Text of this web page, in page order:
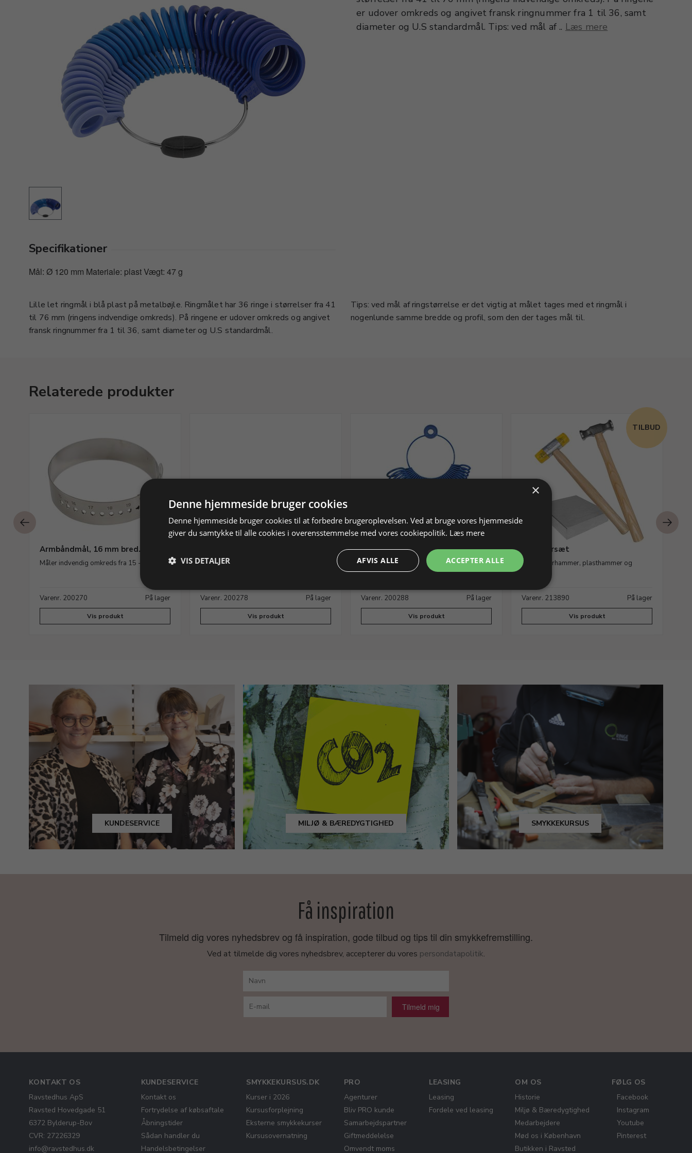
er udover omkreds og angivet fransk ringnummer fra 1 til 36, samt
diameter og U.S standardmål. Tips: ved mål af .. Læs mere
Specifikationer
Mål: Ø 120 mm Materiale: plast Vægt: 47 g
Lille let ringmål i blå plast på metalbøjle. Ringmålet har 36 ringe i størrelser fra 41
til 76 mm (ringens indvendige omkreds). På ringene er udover omkreds og angivet
fransk ringnummer fra 1 til 36, samt diameter og U.S standardmål.
Tips: ved mål af ringstørrelse er det vigtig at målet tages med et ringmål i
nogenlunde samme bredde og profil, som den der tages mål til.
Relaterede produkter
Armbåndmål, 16 mm bred.
Måler indvendig omkreds fra 15 - 23 mm
Varenr. 200270 På lager
Vis produkt
måleskalaer.
Varenr. 200278 På lager
Vis produkt
Sæt med ringmål, ringstok og
ringrigle.
Måleudstyr til fremstilling af ringe
Varenr. 200288 På lager
Vis produkt
TILBUD
Hammersæt
inkl. planérhammer, plasthammer og
Varenr. 213890 På lager
Vis produkt
KUNDESERVICE MILJØ & BÆREDYGTIGHED SMYKKEKURSUS
Få inspiration
Tilmeld dig vores nyhedsbrev og få inspiration, gode tilbud og tips til din smykkefremstilling.
Ved at tilmelde dig vores nyhedsbrev, accepterer du vores persondatapolitik.
Tilmeld mig
KONTAKT OS
Ravstedhus ApS
Ravsted Hovedgade 51
6372 Bylderup-Bov
CVR: 27226329
info@ravstedhus.dk
KUNDESERVICE
Kontakt os
Fortrydelse af købsaftale
Åbningstider
Sådan handler du
Handelsbetingelser
SMYKKEKURSUS.DK
Kurser i 2026
Kursusforplejning
Eksterne smykkekurser
Kursusovernatning
PRO
Agenturer
Bliv PRO kunde
Samarbejdspartner
Giftmeddelelse
Omvendt moms
LEASING
Leasing
Fordele ved leasing
OM OS
Historie
Miljø & Bæredygtighed
Medarbejdere
Mød os i København
Butikken i Ravsted
FØLG OS
Facebook
Instagram
Youtube
Pinterest
×
Denne hjemmeside bruger cookies
Denne hjemmeside bruger cookies til at forbedre brugeroplevelsen. Ved at bruge vores hjemmeside
giver du samtykke til alle cookies i overensstemmelse med vores cookiepolitik. Læs mere
ACCEPTER ALLE
AFVIS ALLE
VIS DETALJER